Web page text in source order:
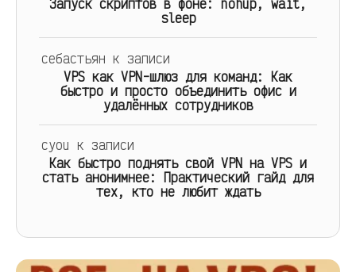
Запуск скриптов в фоне: nohup, wait,
sleep
себастьян к записи
VPS как VPN-шлюз для команд: Как
быстро и просто объединить офис и
удалённых сотрудников
cyou к записи
Как быстро поднять свой VPN на VPS и
стать анонимнее: Практический гайд для
тех, кто не любит ждать